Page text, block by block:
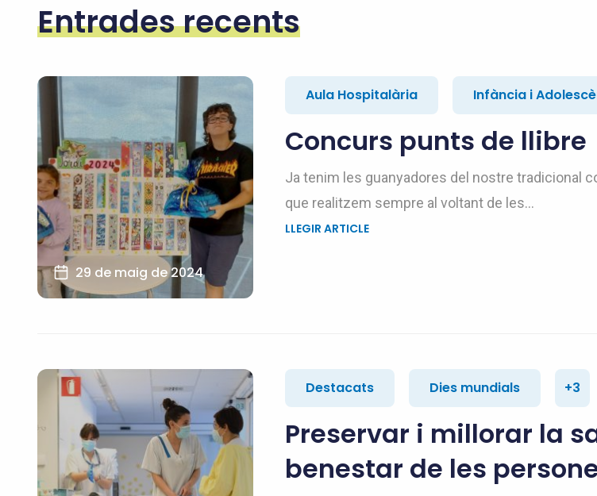
Entrades recents
29 de maig de 2024
Aula Hospitalària Infància i
Concurs punts de llibre
Ja tenim les guanyadores del nostre tradicional
que realitzem sempre al voltant de les...
LLEGIR ARTICLE
Destacats Dies mundials +3
Preservar i millorar la
benestar de les